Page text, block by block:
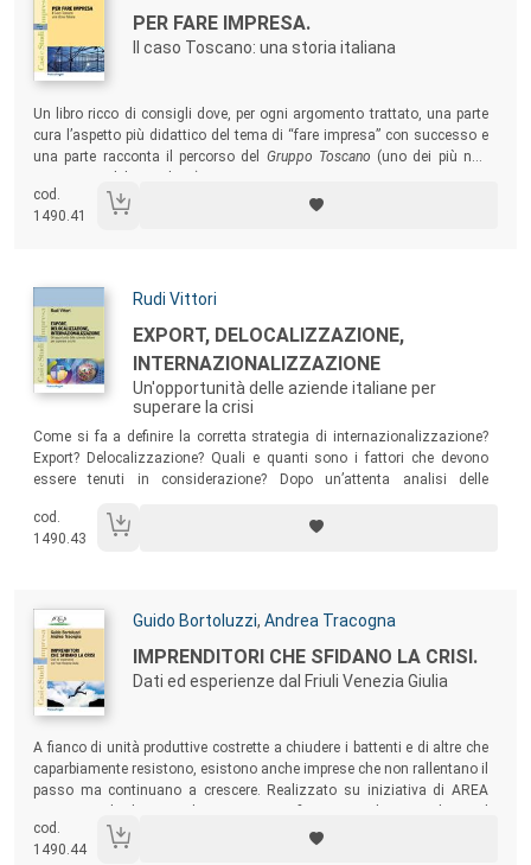
Titolo:
PER FARE IMPRESA.
Il caso Toscano: una storia italiana
Sommario:
Un libro ricco di consigli dove, per ogni argomento trattato, una parte
cura l’aspetto più didattico del tema di “fare impresa” con successo e
una parte racconta il percorso del Gruppo Toscano (uno dei più noti
cod.
1490.41
Autori:
Rudi Vittori
Titolo:
EXPORT, DELOCALIZZAZIONE,
INTERNAZIONALIZZAZIONE
Un'opportunità delle aziende italiane per
superare la crisi
Come si fa a definire la corretta strategia di internazionalizzazione?
Export? Delocalizzazione? Quali e quanti sono i fattori che devono
essere tenuti in considerazione? Dopo un’attenta analisi delle
che prende in considerazione tutti i passi che l’imprenditore deve fare
per garantirsi il successo nell’affrontare il mercato globale.
cod.
1490.43
Autori:
Guido Bortoluzzi, Andrea Tracogna
Titolo:
IMPRENDITORI CHE SFIDANO LA CRISI.
Dati ed esperienze dal Friuli Venezia Giulia
Sommario:
A fianco di unità produttive costrette a chiudere i battenti e di altre che
caparbiamente resistono, esistono anche imprese che non rallentano il
passo ma continuano a crescere. Realizzato su iniziativa di AREA
volume approfondisce questo fenomeno, analizzando dati e tendenze
a livello settoriale e distrettuale ed esperienze aziendali di
cod.
1490.44